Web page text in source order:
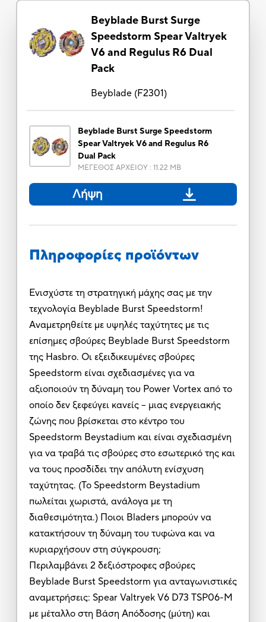
Beyblade Burst Surge
Speedstorm Spear Valtryek
V6 and Regulus R6 Dual
Pack
Beyblade(F2301)
Beyblade Burst Surge Speedstorm
Spear Valtryek V6 and Regulus R6
Dual Pack
ΜΕΓΕΘΟΣ ΑΡΧΕΙΟΥ: 11.22 MB
Λήψη
Πληροφορίες προϊόντων
Ενισχύστε τη στρατηγική μάχης σας με την
τεχνολογία Beyblade Burst Speedstorm!
Αναμετρηθείτε με υψηλές ταχύτητες με τις
επίσημες σβούρες Beyblade Burst Speedstorm
της Hasbro. Οι εξειδικευμένες σβούρες
Speedstorm είναι σχεδιασμένες για να
αξιοποιούν τη δύναμη του Power Vortex από το
οποίο δεν ξεφεύγει κανείς -- μιας ενεργειακής
ζώνης που βρίσκεται στο κέντρο του
Speedstorm Beystadium και είναι σχεδιασμένη
για να τραβά τις σβούρες στο εσωτερικό της και
να τους προσδίδει την απόλυτη ενίσχυση
ταχύτητας. (Το Speedstorm Beystadium
πωλείται χωριστά, ανάλογα με τη
διαθεσιμότητα.) Ποιοι Bladers μπορούν να
κατακτήσουν τη δύναμη του τυφώνα και να
κυριαρχήσουν στη σύγκρουση;
Περιλαμβάνει 2 δεξιόστροφες σβούρες
Beyblade Burst Speedstorm για ανταγωνιστικές
αναμετρήσεις: Spear Valtryek V6 D73 TSP06-M
με μέταλλο στη Βάση Απόδοσης (μύτη) και